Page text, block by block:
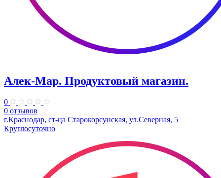
Алек-Мар. Продуктовый магазин.
0
0 отзывов
г.Краснодар, ст-ца Старокорсунская, ул.Северная, 5
Круглосуточно